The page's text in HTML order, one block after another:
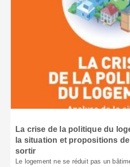
La crise de la politique du
la situation et propositions
sortir
Le logement ne se réduit pas un